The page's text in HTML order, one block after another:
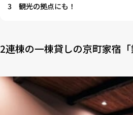
3
観光の拠点にも！
2連棟の一棟貸しの京町家宿「